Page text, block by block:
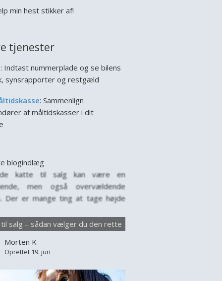
min hest stikker af!
tjenester
: Indtast nummerplade og se bilens
synsrapporter og restgæld
: Sammenlign
af måltidskasser i dit
blogindlæg
katte til salg kan være en
men også overvældende
Der er mange ting at tage højde
Hver kat har sin egen
behov og baggrund, og det
at vælge med omtanke. Markedet
til salg er stort,...
salg – sådan vælger du den rette
Morten K
Oprettet 19. jun